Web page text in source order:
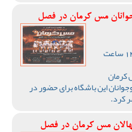
مس کرمان در فصل
دوشنبه 12 مرداد ماه 1405 ساعت
کرمان
این باشگاه برای حضور در
کرد.
مس کرمان در فصل